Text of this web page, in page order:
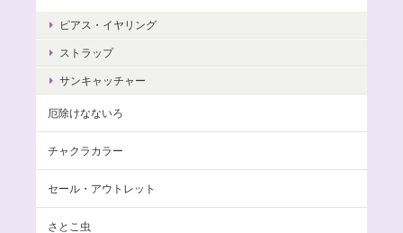
ピアス・イヤリング
ストラップ
サンキャッチャー
厄除けなないろ
チャクラカラー
セール・アウトレット
さとこ虫